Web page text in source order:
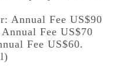
Annual Fee US$90
Fee US$70
Fee US$60.